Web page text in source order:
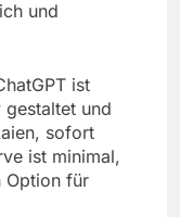
und
ist
und
sofort
ist minimal,
Option für